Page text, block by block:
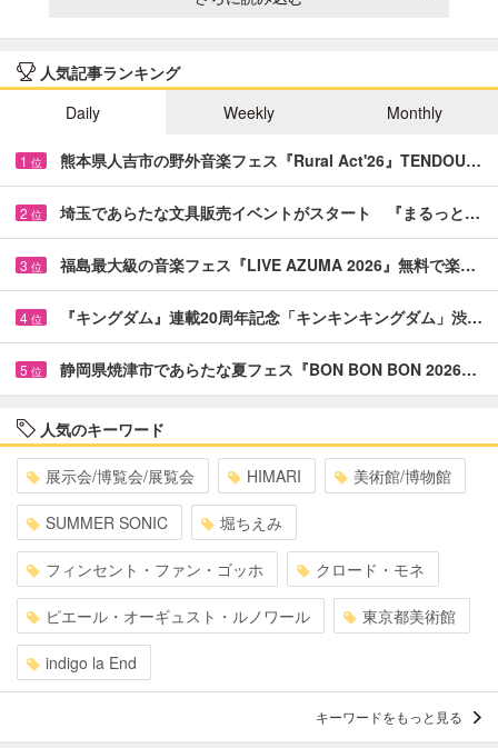
人気記事ランキング
Daily
Weekly Monthly
1 位 熊本県人吉市の野外音楽フェス『Rural Act'26』TENDOU…
2 位 埼玉であらたな文具販売イベントがスタート 『まるっと…
3 位 福島最大級の音楽フェス『LIVE AZUMA 2026』無料で楽…
4 位 『キングダム』連載20周年記念「キンキンキングダム」渋…
5 位 静岡県焼津市であらたな夏フェス『BON BON BON 2026…
人気のキーワード
展示会/博覧会/展覧会 HIMARI 美術館/博物館
SUMMER SONIC 堀ちえみ
フィンセント・ファン・ゴッホ クロード・モネ
ピエール・オーギュスト・ルノワール 東京都美術館
indigo la End
キーワードをもっと見る